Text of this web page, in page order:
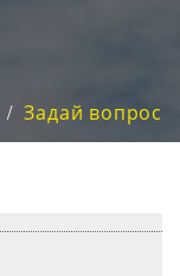
Задай вопрос